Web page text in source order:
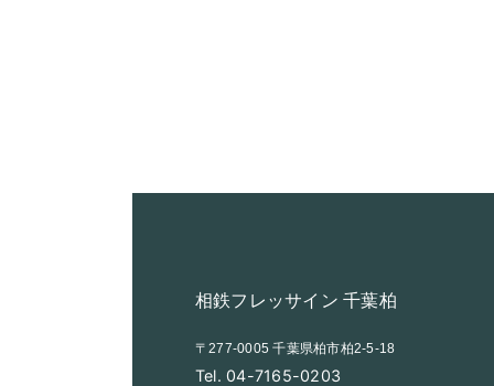
相鉄フレッサイン 千葉柏
〒277-0005 千葉県柏市柏2-5-18
Tel. 04-7165-0203